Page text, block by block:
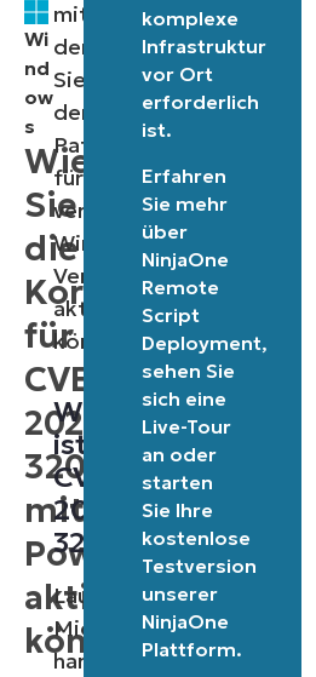
Wi
nd
ow
s
Wie
Sie
die
Korrektur
für
CVE-
2023-
32019
mit
PowerShell
aktivieren
können
mit
dem
Sie
den
Patch
für
verschiedene
Windows-
Versionen
aktivieren
können.
Was
ist
CVE-
2023-
32019?
Laut
Microsoft
handelt
komplexe
Infrastruktur
vor Ort
erforderlich
ist.
Erfahren
Sie mehr
über
NinjaOne
Remote
Script
Deployment,
sehen Sie
sich eine
Live-Tour
an oder
starten
Sie Ihre
kostenlose
Testversion
unserer
NinjaOne
Plattform.